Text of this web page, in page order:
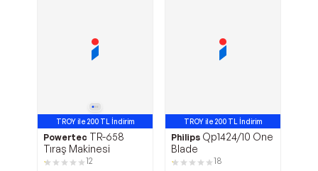
TROY ile 200 TL İndirim
Powertec TR-658
Tıraş Makinesi
12
TROY ile 200 TL İndirim
Philips Qp1424/10 One
Blade
18